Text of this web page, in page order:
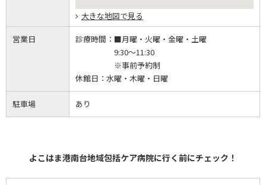
大きな地図で見る
営業日 診療時間： ■月曜・火曜・金曜・土曜
9:30～11:30
※事前予約制
休館日： 水曜・木曜・日曜
駐車場 あり
よこはま港南台地域包括ケア病院に行く前にチェック！